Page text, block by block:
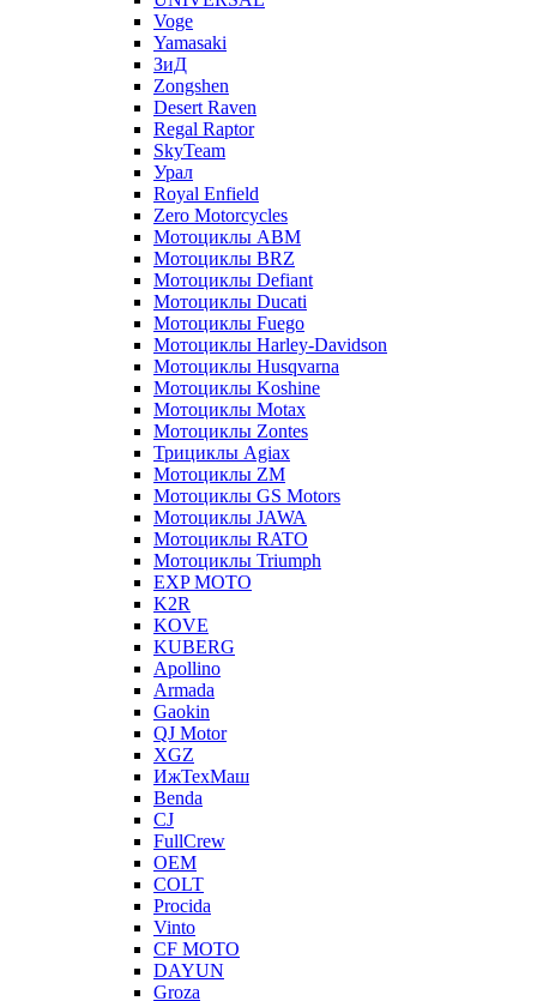
Voge
Yamasaki
ЗиД
Zongshen
Desert Raven
Regal Raptor
SkyTeam
Урал
Royal Enfield
Zero Motorcycles
Мотоциклы ABM
Мотоциклы BRZ
Мотоциклы Defiant
Мотоциклы Ducati
Мотоциклы Fuego
Мотоциклы Harley-Davidson
Мотоциклы Husqvarna
Мотоциклы Koshine
Мотоциклы Motax
Мотоциклы Zontes
Трициклы Agiax
Мотоциклы ZM
Мотоциклы GS Motors
Мотоциклы JAWA
Мотоциклы RATO
Мотоциклы Triumph
EXP MOTO
K2R
KOVE
KUBERG
Apollino
Armada
Gaokin
QJ Motor
XGZ
ИжТехМаш
Benda
CJ
FullCrew
OEM
COLT
Procida
Vinto
CF MOTO
DAYUN
Groza